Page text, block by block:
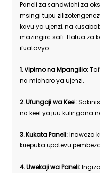
Paneli za sandwichi za
msingi tupu
kavu ya ujenzi, na
mazingira safi. Hatua za
ifuatavyo:
1. Vipimo na Mpangilio:
na michoro ya ujenzi.
2. Ufungaji wa Keel:
na keel ya juu kulingana
3. Kukata Paneli:Inaweza
kuepuka upotevu
4. Uwekaji wa Paneli: